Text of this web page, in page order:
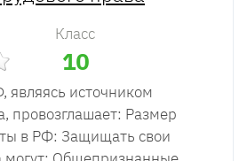
Класс
10
являясь источником
провозглашает: Размер
в РФ: Защищать свои